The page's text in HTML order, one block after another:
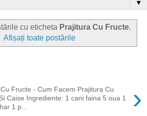
▼
cu eticheta Prajitura Cu Fructe.
Afișați toate postările
›
Fructe - Cum Facem Prajitura Cu
Caise Ingrediente: 1 cani faina 5 oua 1
1 p...